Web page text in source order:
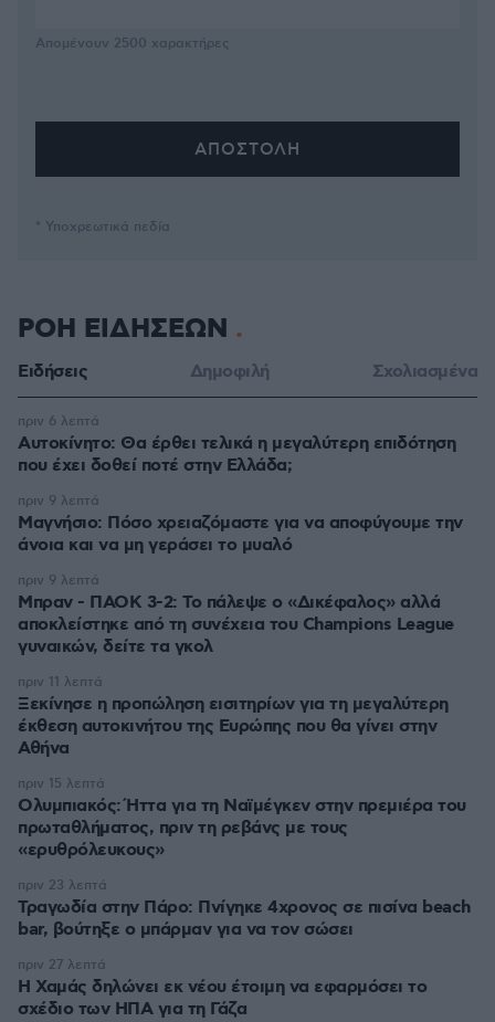
Απομένουν 2500 χαρακτήρες
* Υποχρεωτικά πεδία
ΡΟΗ ΕΙΔΗΣΕΩΝ
Ειδήσεις Δημοφιλή Σχολιασμένα
Αυτοκίνητο: Θα έρθει τελικά η μεγαλύτερη επιδότηση
που έχει δοθεί ποτέ στην Ελλάδα;
πριν 6 λεπτά
Μαγνήσιο: Πόσο χρειαζόμαστε για να αποφύγουμε την
άνοια και να μη γεράσει το μυαλό
πριν 9 λεπτά
Μπραν - ΠΑΟΚ 3-2: Το πάλεψε ο «Δικέφαλος» αλλά
αποκλείστηκε από τη συνέχεια του Champions League
γυναικών, δείτε τα γκολ
πριν 9 λεπτά
Ξεκίνησε η προπώληση εισιτηρίων για τη μεγαλύτερη
έκθεση αυτοκινήτου της Ευρώπης που θα γίνει στην
Αθήνα
πριν 11 λεπτά
Ολυμπιακός: Ήττα για τη Ναϊμέγκεν στην πρεμιέρα του
πρωταθλήματος, πριν τη ρεβάνς με τους
«ερυθρόλευκους»
πριν 15 λεπτά
Τραγωδία στην Πάρο: Πνίγηκε 4χρονος σε πισίνα beach
bar, βούτηξε ο μπάρμαν για να τον σώσει
πριν 23 λεπτά
Η Χαμάς δηλώνει εκ νέου έτοιμη να εφαρμόσει το
σχέδιο των ΗΠΑ για τη Γάζα
πριν 27 λεπτά